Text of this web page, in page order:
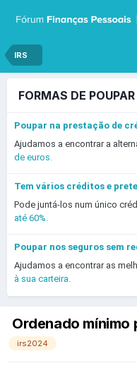
IRS
FORMAS DE POUPAR
Poupar na prestação de
Ajudamos a encontrar a
de euros.
Tem vários créditos e
Pode juntá-los num único
até 60%.
Poupar nos seguros sem
Ajudamos a encontrar as
à sua carteira.
Ordenado mínimo
irs2024